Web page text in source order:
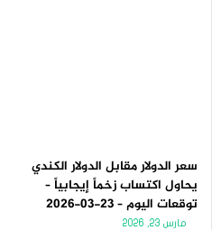
سعر الدولار مقابل الدولار الكندي
يحاول اكتساب زخماً إيجابياً –
توقعات اليوم – 23-03-2026
مارس 23, 2026